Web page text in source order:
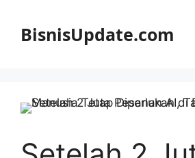
BisnisUpdate.com